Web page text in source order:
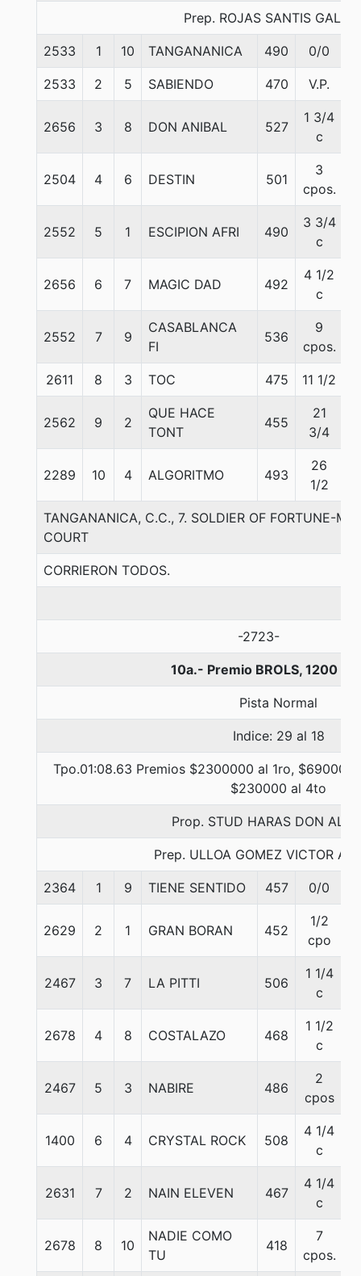
Prep. ROJAS SANTIS
2533 1 10 TANGANANICA 490 0/0
2533 2 5 SABIENDO 470 V.P.
2656 3 8 DON ANIBAL 527
1 3/4
c
2504 4 6 DESTIN 501
3
cpos.
2552 5 1 ESCIPION AFRI 490
3 3/4
c
2656 6 7 MAGIC DAD 492
4 1/2
c
2552 7 9
CASABLANCA
FI
536
9
cpos.
2611 8 3 TOC 475 11 1/2
2562 9 2
QUE HACE
TONT
455
21
3/4
2289 10 4 ALGORITMO 493
26
1/2
TANGANANICA, C.C., 7. SOLDIER OF FORTUNE-
COURT
CORRIERON TODOS.
-2723-
10a.- Premio BROLS, 1200
Pista Normal
Indice: 29 al 18
Tpo.01:08.63 Premios $2300000 al 1ro,
$230000 al 4to
Prop. STUD HARAS DON
Prep. ULLOA GOMEZ VICTOR
2364 1 9 TIENE SENTIDO 457 0/0
2629 2 1 GRAN BORAN 452
1/2
cpo
2467 3 7 LA PITTI 506
1 1/4
c
2678 4 8 COSTALAZO 468
1 1/2
c
2467 5 3 NABIRE 486
2
cpos
1400 6 4 CRYSTAL ROCK 508
4 1/4
c
2631 7 2 NAIN ELEVEN 467
4 1/4
c
2678 8 10
NADIE COMO
TU
418
7
cpos.